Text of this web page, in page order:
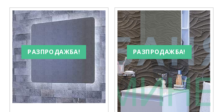
РАЗПРОДАЖБА! РАЗПРОДАЖБА!